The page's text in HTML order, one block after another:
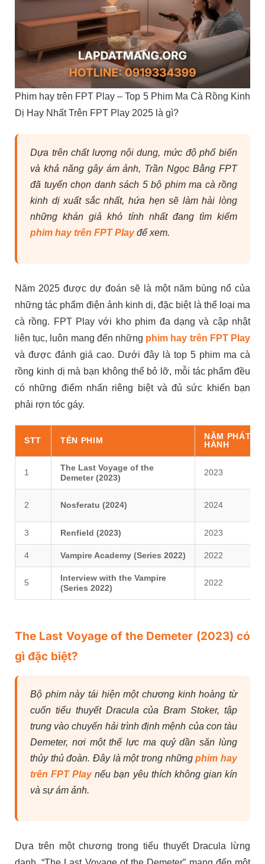
Phim hay trên FPT Play – Top 5 Phim Ma Cà Rồng Kinh
Dị Hay Nhất Trên FPT Play 2025 là gì?
Dựa trên chất lượng nội dung, mức độ phổ biến
và khả năng gây ám ảnh, Trần Ngọc Bằng FPT
đã tuyển chọn danh sách 5 bộ phim ma cà rồng
kinh dị xuất sắc nhất, hứa hẹn sẽ làm hài lòng
những khán giả khó tính nhất đang tìm kiếm
phim hay trên FPT Playđể xem.
Năm 2025 được dự đoán sẽ là một năm bùng nổ của
những tác phẩm điện ảnh kinh dị, đặc biệt là thể loại ma
cà rồng. FPT Play với kho phim đa dạng và cập nhật
liên tục, luôn mang đến những phim hay trên FPT Play
và được đánh giá cao. Dưới đây là top 5 phim ma cà
rồng kinh dị mà bạn không thể bỏ lỡ, mỗi tác phẩm đều
có những điểm nhấn riêng biệt và đủ sức khiến bạn
phải rợn tóc gáy.
STT TÊN PHIM
NĂM PHÁT
HÀNH
1
The Last Voyage of the
Demeter (2023)
2023
2 Nosferatu (2024) 2024
3 Renfield (2023) 2023
4 Vampire Academy (Series 2022) 2022
5
Interview with the Vampire
(Series 2022)
2022
The Last Voyage of the Demeter (2023) có
gì đặc biệt?
Bộ phim này tái hiện một chương kinh hoàng từ
cuốn tiểu thuyết Dracula của Bram Stoker, tập
trung vào chuyến hải trình định mệnh của con tàu
Demeter, nơi một thế lực ma quỷ dần săn lùng
thủy thủ đoàn. Đây là một trong nhữngphim hay
trên FPT Playnếu bạn yêu thích không gian kín
và sự ám ảnh.
Dựa trên một chương trong tiểu thuyết Dracula lừng